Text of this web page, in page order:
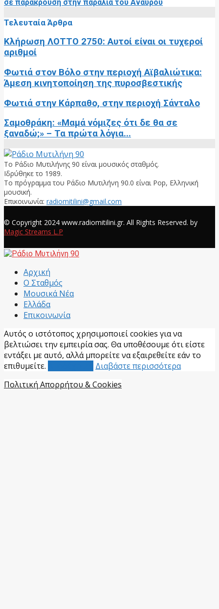
σε παράκρουση στην παραλία του Αναύρου
Τελευταία Άρθρα
Κλήρωση ΛΟΤΤΟ 2750: Αυτοί είναι οι τυχεροί
αριθμοί
Φωτιά στον Βόλο στην περιοχή Αϊβαλιώτικα:
Άμεση κινητοποίηση της πυροσβεστικής
Φωτιά στην Κάρπαθο, στην περιοχή Σάνταλο
Σαμοθράκη: «Μαμά νόμιζες ότι δε θα σε
ξαναδώ;» – Τα πρώτα λόγια...
Το Ράδιο Μυτιλήνης 90 είναι μουσικός σταθμός.
Ιδρύθηκε το 1989.
Το πρόγραμμα του Ράδιο Μυτιλήνη 90.0 είναι Pop, Ελληνική
μουσική.
Επικοινωνία: radiomitilini@gmail.com
© Copyright 2024 www.radiomitilini.gr. All Rights Reserved. by
Magic Streams L.P
Αρχική
Ο Σταθμός
Μουσικά Νέα
Ελλάδα
Επικοινωνία
Αυτός ο ιστότοπος χρησιμοποιεί cookies για να
βελτιώσει την εμπειρία σας. Θα υποθέσουμε ότι είστε
εντάξει με αυτό, αλλά μπορείτε να εξαιρεθείτε εάν το
επιθυμείτε.
Διαβάστε περισσότερα
Πολιτική Απορρήτου & Cookies